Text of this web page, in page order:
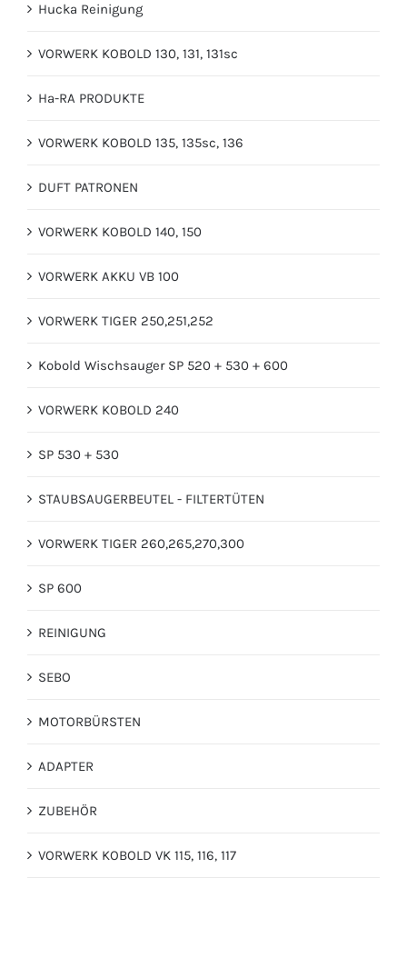
Hucka Reinigung
VORWERK KOBOLD 130, 131, 131sc
Ha-RA PRODUKTE
VORWERK KOBOLD 135, 135sc, 136
DUFT PATRONEN
VORWERK KOBOLD 140, 150
VORWERK AKKU VB 100
VORWERK TIGER 250,251,252
Kobold Wischsauger SP 520 + 530 + 600
VORWERK KOBOLD 240
SP 530 + 530
STAUBSAUGERBEUTEL - FILTERTÜTEN
VORWERK TIGER 260,265,270,300
SP 600
REINIGUNG
SEBO
MOTORBÜRSTEN
ADAPTER
ZUBEHÖR
VORWERK KOBOLD VK 115, 116, 117